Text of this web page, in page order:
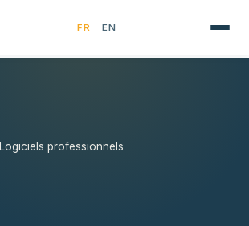
FR EN
Logiciels professionnels